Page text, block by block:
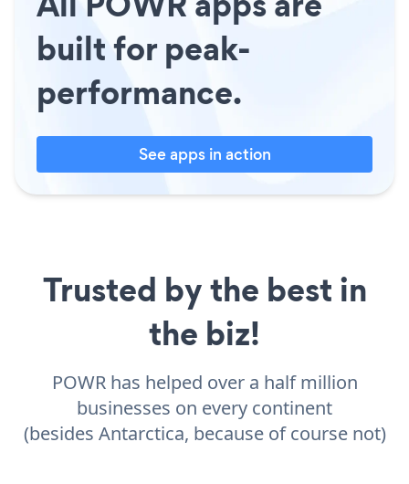
built for peak-
performance.
See apps in action
Trusted by the best in
the biz!
POWR has helped over a half million
businesses on every continent
(besides Antarctica, because of course not)